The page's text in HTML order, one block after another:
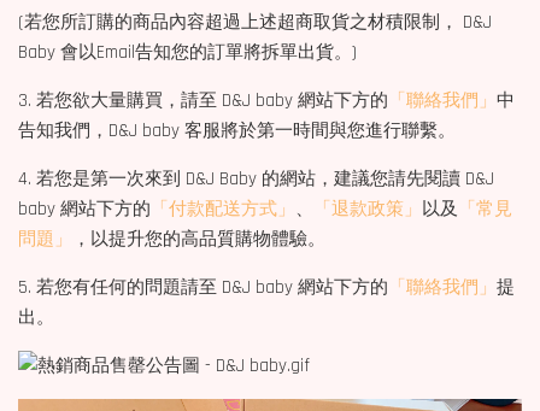
(若您所訂購的商品內容超過上述超商取貨之材積限制， D&J
Baby 會以Email告知您的訂單將拆單出貨。)
3. 若您欲大量購買，請至 D&J baby 網站下方的 「聯絡我們」 中
告知我們，D&J baby 客服將於第一時間與您進行聯繫。
4. 若您是第一次來到 D&J Baby 的網站，建議您請先閱讀 D&J
baby 網站下方的 「付款配送方式」 、 「退款政策」 以及 「常見
問題」
，以提升您的高品質購物體驗。
5. 若您有任何的問題請至 D&J baby 網站下方的 「聯絡我們」 提
出。